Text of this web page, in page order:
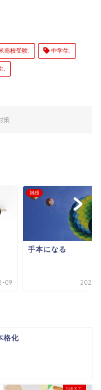
高校受験. 中学生.
.
策
09
雑感
手本になる
2021-
格化